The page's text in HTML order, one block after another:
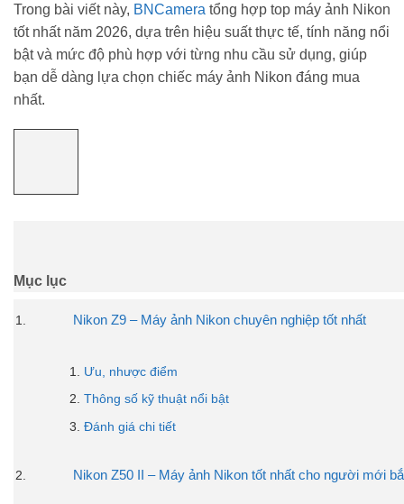
Trong bài viết này, BNCamera tổng hợp top máy ảnh Nikon
tốt nhất năm 2026, dựa trên hiệu suất thực tế, tính năng nổi
bật và mức độ phù hợp với từng nhu cầu sử dụng, giúp
bạn dễ dàng lựa chọn chiếc máy ảnh Nikon đáng mua
nhất.
Mục lục
Nikon Z9 – Máy ảnh Nikon chuyên nghiệp tốt nhất
Ưu, nhược điểm
Thông số kỹ thuật nổi bật
Đánh giá chi tiết
Nikon Z50 II – Máy ảnh Nikon tốt nhất cho người mới